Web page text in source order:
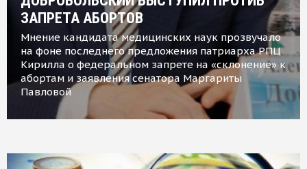
ЗАПРЕТА АБОРТОВ
Мнение кандидата медицинских наук прозвучало
на фоне последнего предложения патриарха РПЦ
Кирилла о федеральном запрете на «склонение» к
абортам и заявления сенатора Маргариты
Павловой